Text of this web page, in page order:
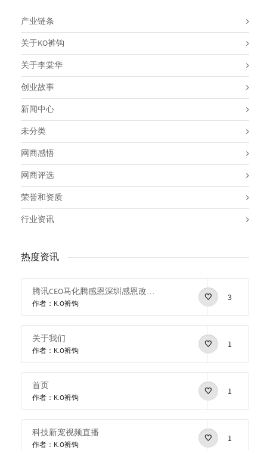
产业链条
关于KO裤钩
关于李棠华
创业故事
新闻中心
未分类
网商感悟
网商评选
荣誉和资质
行业资讯
热度资讯
腾讯CEO马化腾感恩深圳感恩改革开放
作者：K.O裤钩
3
关于我们
作者：K.O裤钩
1
首页
作者：K.O裤钩
1
科技新宠视频直播
作者：K.O裤钩
1